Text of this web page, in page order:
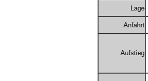
Lage
Anfahrt
Aufstieg